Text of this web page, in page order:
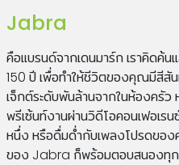
Jabra
คือแบรนด์จากเดนมาร์ก เราคิดค้
150 ปี เพื่อทำให้ชีวิตของคุณมีสีสั
เจ็กต์ระดับพันล้านจากในห้องครั
พรีเซ้นท์งานผ่านวิดีโอคอนเฟอเ
หนึ่ง หรือดื่มด่ำกับเพลงโปรดขอ
ของ Jabra ก็พร้อมตอบสนองทุ